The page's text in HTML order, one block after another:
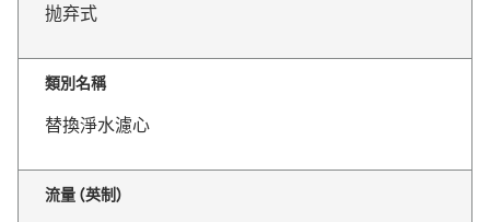
抛弃式
類別名稱
替換淨水濾心
流量 (英制)